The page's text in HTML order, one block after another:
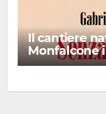
Il cantiere
Monfalcone